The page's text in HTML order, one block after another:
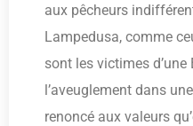
aux pêcheurs
Lampedusa, comme
sont les victimes d’une
l’aveuglement dans
renoncé aux valeurs